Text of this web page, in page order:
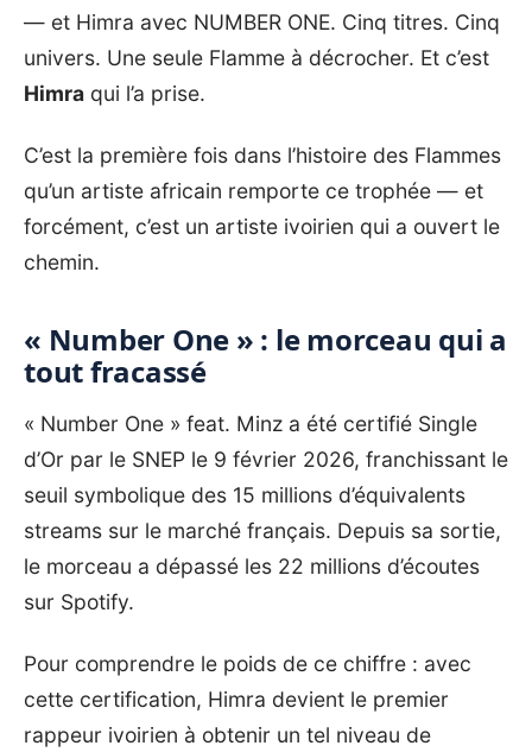
— et Himra avec NUMBER ONE. Cinq titres. Cinq
univers. Une seule Flamme à décrocher. Et c’est
Himra qui l’a prise.
C’est la première fois dans l’histoire des Flammes
qu’un artiste africain remporte ce trophée — et
forcément, c’est un artiste ivoirien qui a ouvert le
chemin.
« Number One » : le morceau qui a
tout fracassé
« Number One » feat. Minz a été certifié Single
d’Or par le SNEP le 9 février 2026, franchissant le
seuil symbolique des 15 millions d’équivalents
streams sur le marché français. Depuis sa sortie,
le morceau a dépassé les 22 millions d’écoutes
sur Spotify.
Pour comprendre le poids de ce chiffre : avec
cette certification, Himra devient le premier
rappeur ivoirien à obtenir un tel niveau de